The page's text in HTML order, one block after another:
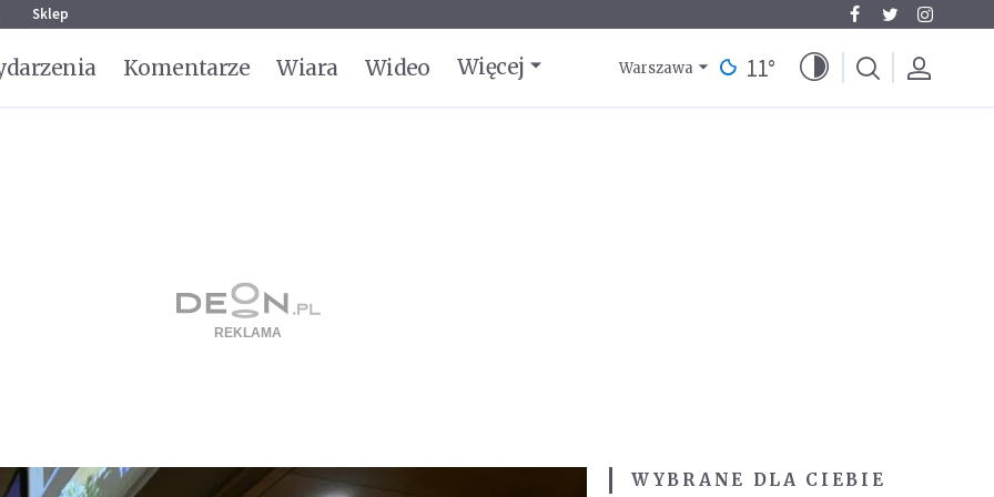
Sklep
Komentarze Wiara Wideo Więcej Warszawa 11°
WYBRANE DLA CIEBIE